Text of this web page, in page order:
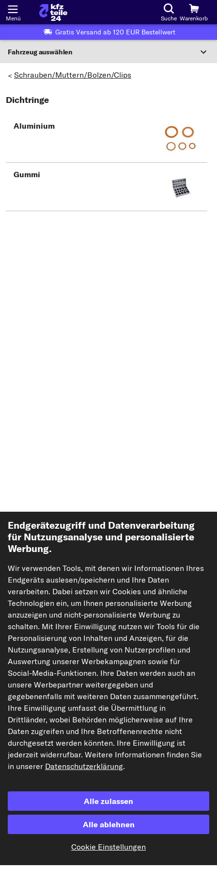
Menü Suche Warenkorb
Gratis Versand ab 120 EUR Bestellwert
Fahrzeug auswählen
Nationaler Code
Wo finde ich die?
Hersteller wählen
> Schrauben/Muttern/Bolzen/Clips
Dichtringe
Aluminium
Gummi
Top Automarken
Top Produkte
Mehr von kfzteile24
Hilfe & Support
Rechtliches
Akzeptierte Zahlungsarten
Unsere Versandpartner
carpardoo.nl
Endgerätezugriff und Datenverarbeitung
für Nutzungsanalyse und personalisierte
Werbung.
Wir verwenden Tools, mit denen wir Informationen Ihres
Endgeräts auslesen/speichern und Ihre Daten
verarbeiten. Dabei setzen wir Cookies und ähnliche
Technologien ein, um Ihnen personalisierte Werbung
anzuzeigen und nicht-personalisierte Werbung zu
schalten. Mit Ihrer Einwilligung nutzen wir Tools für die
Personalisierung von Inhalten und Anzeigen, für die
Nutzungsanalyse, Erstellung von Nutzerprofilen und
Auswertung unserer Werbekampagnen sowie für
Social-Media-Funktionen. Ihre Daten werden auch an
unsere Werbepartner weitergegeben und
gegebenenfalls mit weiteren Daten zusammengeführt.
Ihre Einwilligung umfasst die Übermittlung in
Drittländer, wobei Behörden möglicherweise auf Ihre
Daten zugreifen und Ihre Betroffenenrechte nicht
durchgesetzt werden könnten. Ihre Einwilligung ist
jederzeit widerrufbar. Weitere Informationen finden Sie
in unserer Datenschutzerklärung.
Alle zulassen
Alle ablehnen
Cookie Einstellungen